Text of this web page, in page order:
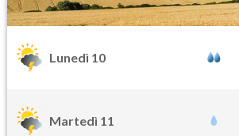
Lunedì 10
Martedì 11